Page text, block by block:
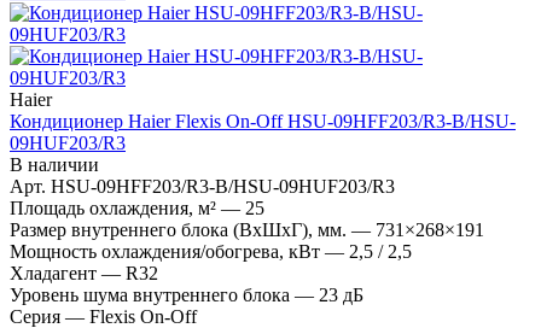
Haier
Кондиционер Haier Flexis On-Off HSU-09HFF203/R3-B/HSU-
09HUF203/R3
В наличии
Арт. HSU-09HFF203/R3-B/HSU-09HUF203/R3
Площадь охлаждения, м² — 25
Размер внутреннего блока (ВхШхГ), мм. — 731×268×191
Мощность охлаждения/обогрева, кВт — 2,5 / 2,5
Хладагент — R32
Уровень шума внутреннего блока — 23 дБ
Серия — Flexis On-Off